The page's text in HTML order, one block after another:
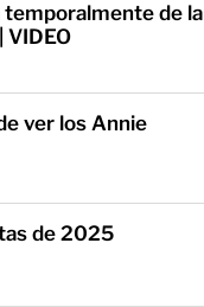
de la
VIDEO
ver los Annie
de 2025